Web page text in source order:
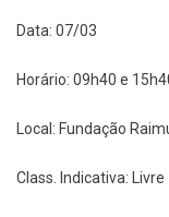
Data: 07/03
Horário: 09h40 e
Local: Fundação
Class. Indicativa: Livre